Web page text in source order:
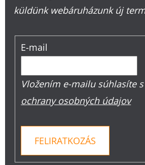
küldünk webáruházunk új
E-mail
Vložením e-mailu súhlasíte s
ochrany osobných údajov
FELIRATKOZÁS